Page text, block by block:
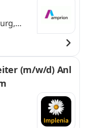
(m/w/d) Anl